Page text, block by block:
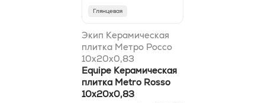
Глянцевая
Экип Керамическая
плитка Метро Россо
10x20x0,83
Equipe Керамическая
плитка Metro Rosso
10x20x0,83